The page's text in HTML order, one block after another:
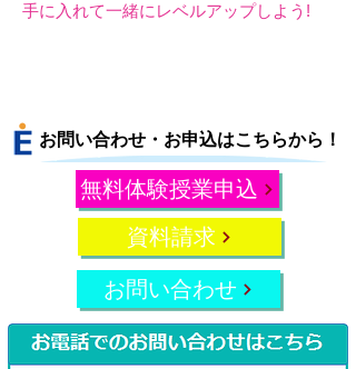
手に入れて一緒にレベルアップしよう!
お問い合わせ・お申込はこちらから！
無料体験授業申込
資料請求
お問い合わせ